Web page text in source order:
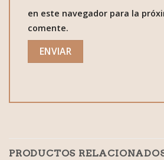
en este navegador para la
comente.
PRODUCTOS